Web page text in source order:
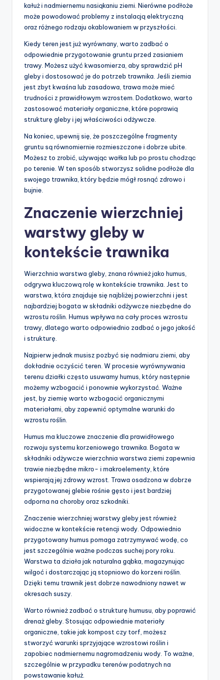
kałuż i nadmiernemu nasiąkaniu ziemi. Nierówne podłoże
może powodować problemy z instalacją elektryczną
oraz różnego rodzaju okablowaniem w przyszłości.
Kiedy teren jest już wyrównany, warto zadbać o
odpowiednie przygotowanie gruntu przed zasianiem
trawy. Możesz użyć kwasomierza, aby sprawdzić pH
gleby i dostosować je do potrzeb trawnika. Jeśli ziemia
jest zbyt kwaśna lub zasadowa, trawa może mieć
trudności z prawidłowym wzrostem. Dodatkowo, warto
zastosować materiały organiczne, które poprawią
strukturę gleby i jej właściwości odżywcze.
Na koniec, upewnij się, że poszczególne fragmenty
gruntu są równomiernie rozmieszczone i dobrze ubite.
Możesz to zrobić, używając wałka lub po prostu chodząc
po terenie. W ten sposób stworzysz solidne podłoże dla
swojego trawnika, który będzie mógł rosnąć zdrowo i
bujnie.
Znaczenie wierzchniej
warstwy gleby w
kontekście trawnika
Wierzchnia warstwa gleby, znana również jako humus,
odgrywa kluczową rolę w kontekście trawnika. Jest to
warstwa, która znajduje się najbliżej powierzchni i jest
najbardziej bogata w składniki odżywcze niezbędne do
wzrostu roślin. Humus wpływa na cały proces wzrostu
trawy, dlatego warto odpowiednio zadbać o jego jakość
i strukturę.
Najpierw jednak musisz pozbyć się nadmiaru ziemi, aby
dokładnie oczyścić teren. W procesie wyrównywania
terenu działki często usuwamy humus, który następnie
możemy wzbogacić i ponownie wykorzystać. Ważne
jest, by ziemię warto wzbogacić organicznymi
materiałami, aby zapewnić optymalne warunki do
wzrostu roślin.
Humus ma kluczowe znaczenie dla prawidłowego
rozwoju systemu korzeniowego trawnika. Bogata w
składniki odżywcze wierzchnia warstwa ziemi zapewnia
trawie niezbędne mikro- i makroelementy, które
wspierają jej zdrowy wzrost. Trawa osadzona w dobrze
przygotowanej glebie rośnie gęsto i jest bardziej
odporna na choroby oraz szkodniki.
Znaczenie wierzchniej warstwy gleby jest również
widoczne w kontekście retencji wody. Odpowiednio
przygotowany humus pomaga zatrzymywać wodę, co
jest szczególnie ważne podczas suchej pory roku.
Warstwa ta działa jak naturalna gąbka, magazynując
wilgoć i dostarczając ją stopniowo do korzeni roślin.
Dzięki temu trawnik jest dobrze nawodniony nawet w
okresach suszy.
Warto również zadbać o strukturę humusu, aby poprawić
drenaż gleby. Stosując odpowiednie materiały
organiczne, takie jak kompost czy torf, możesz
stworzyć warunki sprzyjające wzrostowi roślin i
zapobiec nadmiernemu nagromadzeniu wody. To ważne,
szczególnie w przypadku terenów podatnych na
powstawanie kałuż.